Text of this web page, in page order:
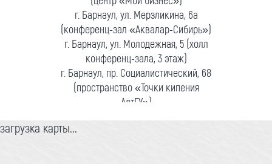
г. Барнаул, ул. Мерзликина, 6а
(конференц-зал «Аквалар-Сибирь»)
г. Барнаул, ул. Молодежная, 5 (холл
конференц-зала, 3 этаж)
г. Барнаул, пр. Социалистический, 68
(пространство «Точки кипения
АлтГУ»)
загрузка карты...